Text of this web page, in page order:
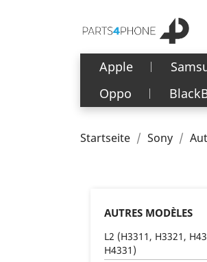
Apple
Oppo
Startseite Sony
AUTRES MODÈLES
L2 (H3311, H3321,
H4331)